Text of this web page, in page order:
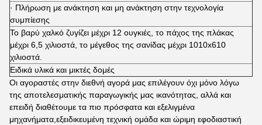
· Πλήρωση με ανάκτηση και μη ανάκτηση στην τεχνολογία
συμπίεσης
Το βαρύ χαλκό ζυγίζει μέχρι 12 ουγκιές, το πάχος της πλάκας
μέχρι 6,5 χιλιοστά, το μέγεθος της σανίδας μέχρι 1010x610
χιλιοστά.
Ειδικά υλικά και μικτές δομές
Οι αγοραστές στην διεθνή αγορά μας επιλέγουν όχι μόνο λόγω
της αποτελεσματικής παραγωγικής μας ικανότητας, αλλά και
επειδή διαθέτουμε τα πιο πρόσφατα και εξελιγμένα
μηχανήματα,εξειδικευμένη τεχνική ομάδα και ώριμη εφοδιαστική